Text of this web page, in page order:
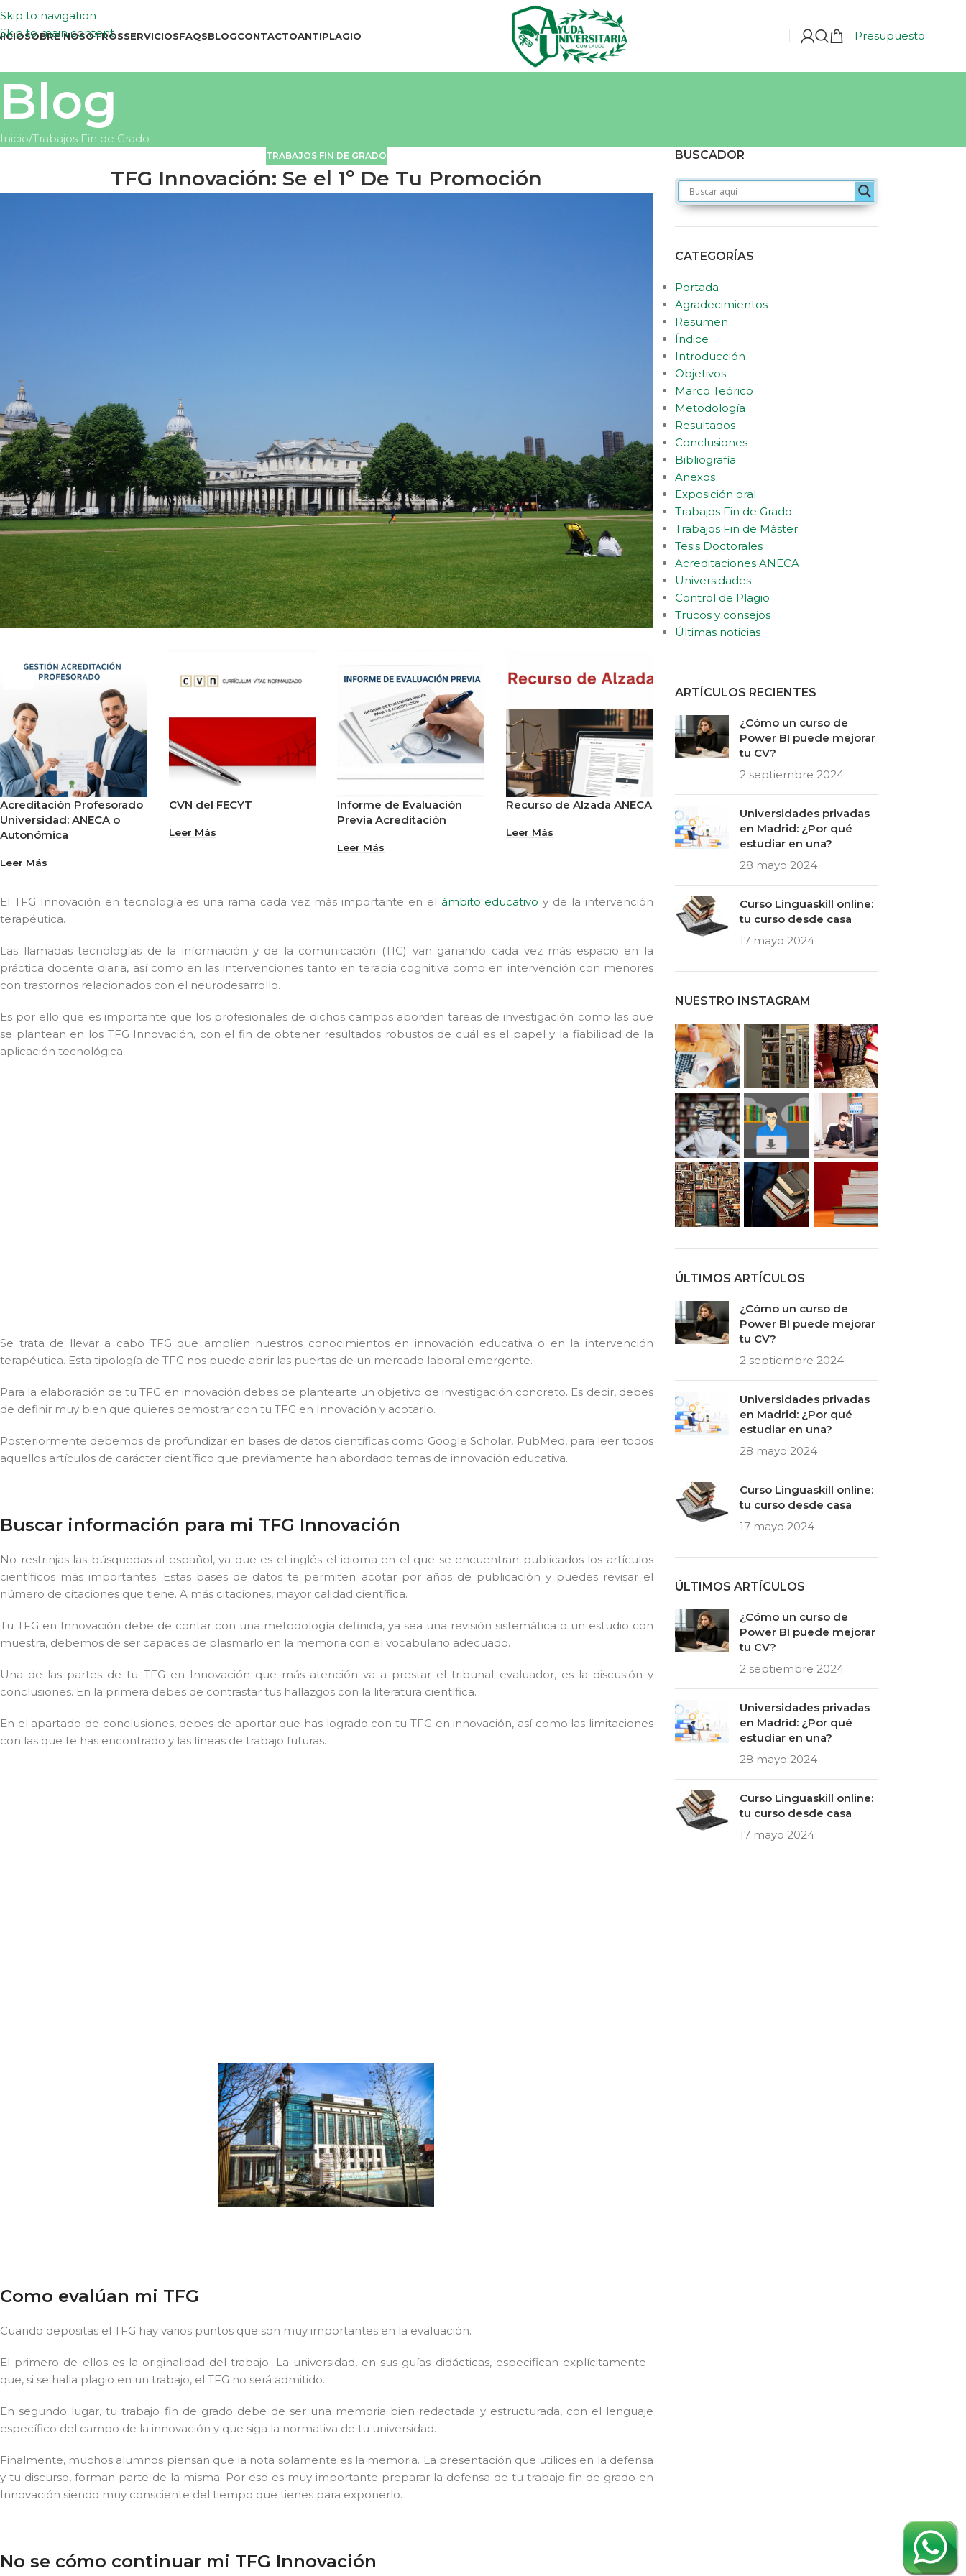
Skip to navigation
Skip to main content
SOBRE NOSOTROSSERVICIOSFAQSBLOGCONTACTOANTIPLAGIO Presupuesto
Blog
Inicio Trabajos Fin de Grado
TRABAJOS FIN DE GRADO
TFG Innovación: Se el 1º De Tu Promoción
Acreditación Profesorado
Universidad: ANECA o
Autonómica
Leer Más
CVN del FECYT
Leer Más
Informe de Evaluación
Previa Acreditación
Leer Más
Recurso de Alzada ANECA
Leer Más
El TFG Innovación en tecnología es una rama cada vez más importante en el ámbito educativo y de la intervención
terapéutica.
Las llamadas tecnologías de la información y de la comunicación (TIC) van ganando cada vez más espacio en la
práctica docente diaria, así como en las intervenciones tanto en terapia cognitiva como en intervención con menores
con trastornos relacionados con el neurodesarrollo.
Es por ello que es importante que los profesionales de dichos campos aborden tareas de investigación como las que
se plantean en los TFG Innovación, con el fin de obtener resultados robustos de cuál es el papel y la fiabilidad de la
aplicación tecnológica.
Se trata de llevar a cabo TFG que amplíen nuestros conocimientos en innovación educativa o en la intervención
terapéutica. Esta tipología de TFG nos puede abrir las puertas de un mercado laboral emergente.
Para la elaboración de tu TFG en innovación debes de plantearte un objetivo de investigación concreto. Es decir, debes
de definir muy bien que quieres demostrar con tu TFG en Innovación y acotarlo.
Posteriormente debemos de profundizar en bases de datos científicas como Google Scholar, PubMed, para leer todos
aquellos artículos de carácter científico que previamente han abordado temas de innovación educativa.
Buscar información para mi TFG Innovación
No restrinjas las búsquedas al español, ya que es el inglés el idioma en el que se encuentran publicados los artículos
científicos más importantes. Estas bases de datos te permiten acotar por años de publicación y puedes revisar el
número de citaciones que tiene. A más citaciones, mayor calidad científica.
Tu TFG en Innovación debe de contar con una metodología definida, ya sea una revisión sistemática o un estudio con
muestra, debemos de ser capaces de plasmarlo en la memoria con el vocabulario adecuado.
Una de las partes de tu TFG en Innovación que más atención va a prestar el tribunal evaluador, es la discusión y
conclusiones. En la primera debes de contrastar tus hallazgos con la literatura científica.
En el apartado de conclusiones, debes de aportar que has logrado con tu TFG en innovación, así como las limitaciones
con las que te has encontrado y las líneas de trabajo futuras.
Como evalúan mi TFG
Cuando depositas el TFG hay varios puntos que son muy importantes en la evaluación.
El primero de ellos es la originalidad del trabajo. La universidad, en sus guías didácticas, especifican explícitamente
que, si se halla plagio en un trabajo, el TFG no será admitido.
En segundo lugar, tu trabajo fin de grado debe de ser una memoria bien redactada y estructurada, con el lenguaje
específico del campo de la innovación y que siga la normativa de tu universidad.
Finalmente, muchos alumnos piensan que la nota solamente es la memoria. La presentación que utilices en la defensa
y tu discurso, forman parte de la misma. Por eso es muy importante preparar la defensa de tu trabajo fin de grado en
Innovación siendo muy consciente del tiempo que tienes para exponerlo.
No se cómo continuar mi TFG Innovación
BUSCADOR
CATEGORÍAS
Portada
Agradecimientos
Resumen
Índice
Introducción
Objetivos
Marco Teórico
Metodología
Resultados
Conclusiones
Bibliografía
Anexos
Exposición oral
Trabajos Fin de Grado
Trabajos Fin de Máster
Tesis Doctorales
Acreditaciones ANECA
Universidades
Control de Plagio
Trucos y consejos
Últimas noticias
ARTÍCULOS RECIENTES
¿Cómo un curso de
Power BI puede mejorar
tu CV?
2 septiembre 2024
Universidades privadas
en Madrid: ¿Por qué
estudiar en una?
28 mayo 2024
Curso Linguaskill online:
tu curso desde casa
17 mayo 2024
NUESTRO INSTAGRAM
ÚLTIMOS ARTÍCULOS
¿Cómo un curso de
Power BI puede mejorar
tu CV?
2 septiembre 2024
Universidades privadas
en Madrid: ¿Por qué
estudiar en una?
28 mayo 2024
Curso Linguaskill online:
tu curso desde casa
17 mayo 2024
ÚLTIMOS ARTÍCULOS
¿Cómo un curso de
Power BI puede mejorar
tu CV?
2 septiembre 2024
Universidades privadas
en Madrid: ¿Por qué
estudiar en una?
28 mayo 2024
Curso Linguaskill online:
tu curso desde casa
17 mayo 2024